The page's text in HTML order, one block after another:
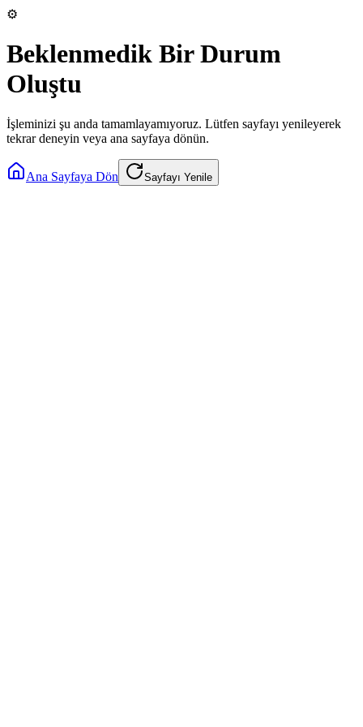
⚙️
Beklenmedik Bir Durum
Oluştu
İşleminizi şu anda tamamlayamıyoruz. Lütfen sayfayı yenileyerek
tekrar deneyin veya ana sayfaya dönün.
Ana Sayfaya Dön Sayfayı Yenile